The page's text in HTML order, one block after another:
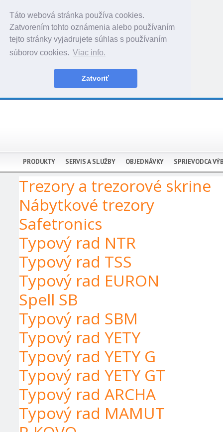
Táto webová stránka používa cookies.
Zatvorením tohto oznámenia alebo používaním
tejto stránky vyjadrujete súhlas s používaním
súborov cookies. Viac info.
Zatvoriť
PRODUKTY SERVIS A SLUŽBY OBJEDNÁVKY SPRIEVODCA
Trezory a trezorové skrine
Nábytkové trezory
Safetronics
Typový rad NTR
Typový rad TSS
Typový rad EURON
Spell SB
Typový rad SBM
Typový rad YETY
Typový rad YETY G
Typový rad YETY GT
Typový rad ARCHA
Typový rad MAMUT